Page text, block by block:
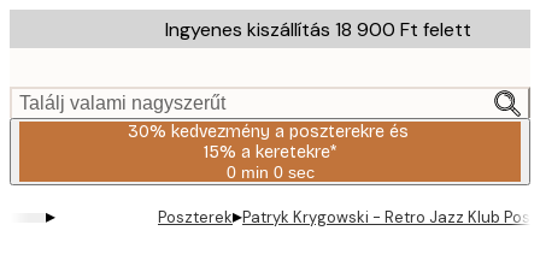
to
content.
Ingyenes kiszállítás 18 900 Ft felett
Találj valami nagyszerűt
30% kedvezmény a poszterekre és
15% a keretekre*
0 min 0 sec
Érvényes:
08-
▸ Poszterek▸Patryk Krygowski - Retro Jazz Klub